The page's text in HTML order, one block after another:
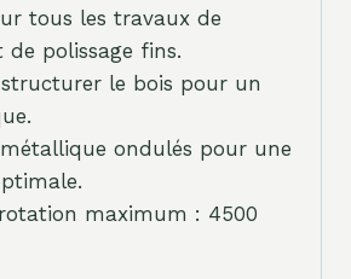
tous les travaux de
de polissage fins.
le bois pour un
ondulés pour une
maximum : 4500